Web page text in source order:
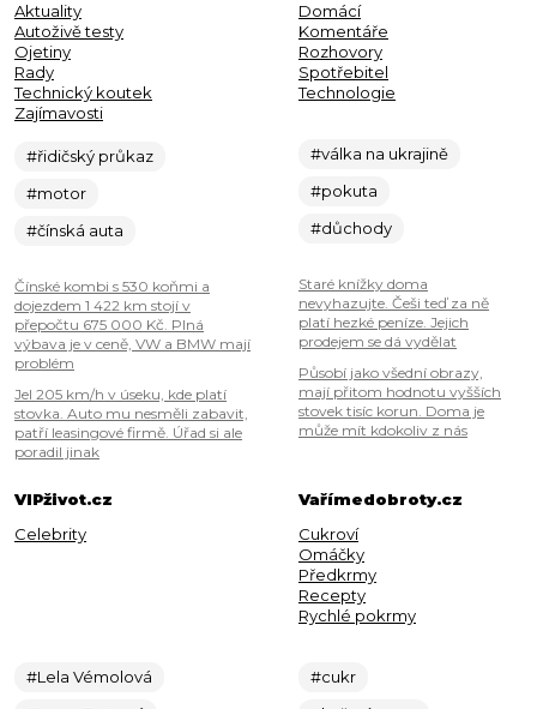
Aktuality
Autoživě testy
Ojetiny
Rady
Technický koutek
Zajímavosti
#řidičský průkaz
#motor
#čínská auta
Čínské kombi s 530 koňmi a
dojezdem 1 422 km stojí v
přepočtu 675 000 Kč. Plná
výbava je v ceně, VW a BMW mají
problém
Jel 205 km/h v úseku, kde platí
stovka. Auto mu nesměli zabavit,
patří leasingové firmě. Úřad si ale
poradil jinak
Domácí
Komentáře
Rozhovory
Spotřebitel
Technologie
#válka na ukrajině
#pokuta
#důchody
Staré knížky doma
nevyhazujte. Češi teď za ně
platí hezké peníze. Jejich
prodejem se dá vydělat
Působí jako všední obrazy,
mají přitom hodnotu vyšších
stovek tisíc korun. Doma je
může mít kdokoliv z nás
VIPživot.cz
Celebrity
#Lela Vémolová
Vařímedobroty.cz
Cukroví
Omáčky
Předkrmy
Recepty
Rychlé pokrmy
#cukr